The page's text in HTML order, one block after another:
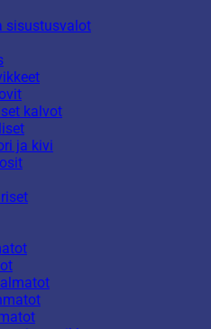
sisustusvalot
kalvot
ja kivi